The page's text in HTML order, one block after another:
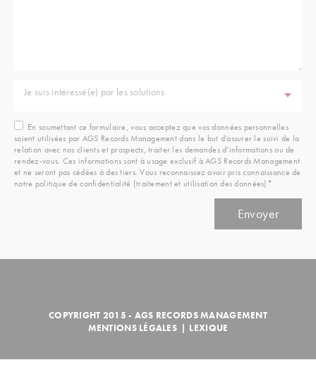
Je suis intéressé(e) par les solutions
En soumettant ce formulaire, vous acceptez que vos données personnelles
soient utilisées par AGS Records Management dans le but d’assurer le suivi de la
relation avec nos clients et prospects, traiter les demandes d’informations ou de
rendez-vous. Ces informations sont à usage exclusif à AGS Records Management
et ne seront pas cédées à des tiers. Vous reconnaissez avoir pris connaissance de
notre politique de confidentialité (traitement et utilisation des données)*
COPYRIGHT 2015 - AGS RECORDS MANAGEMENT
MENTIONS LÉGALES | LEXIQUE